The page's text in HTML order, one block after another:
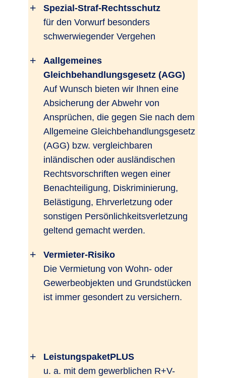
Spezial-Straf-Rechtsschutz
für den Vorwurf besonders
schwerwiegender Vergehen
Aallgemeines
Gleichbehandlungsgesetz (AGG)
Auf Wunsch bieten wir Ihnen eine
Absicherung der Abwehr von
Ansprüchen, die gegen Sie nach dem
Allgemeine Gleichbehandlungsgesetz
(AGG) bzw. vergleichbaren
inländischen oder ausländischen
Rechtsvorschriften wegen einer
Benachteiligung, Diskriminierung,
Belästigung, Ehrverletzung oder
sonstigen Persönlichkeitsverletzung
geltend gemacht werden.
Vermieter-Risiko
Die Vermietung von Wohn- oder
Gewerbeobjekten und Grundstücken
ist immer gesondert zu versichern.
LeistungspaketPLUS
u. a. mit dem gewerblichen R+V-